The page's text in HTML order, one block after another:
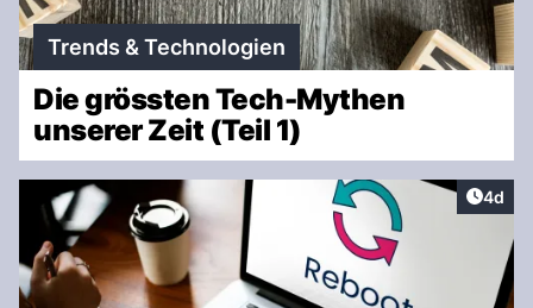
Trends & Technologien
Die grössten Tech-Mythen
unserer Zeit (Teil 1)
4d